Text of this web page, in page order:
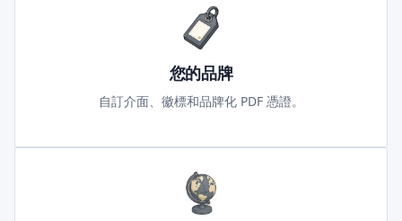
您的品牌
自訂介面、徽標和品牌化 PDF 憑證。